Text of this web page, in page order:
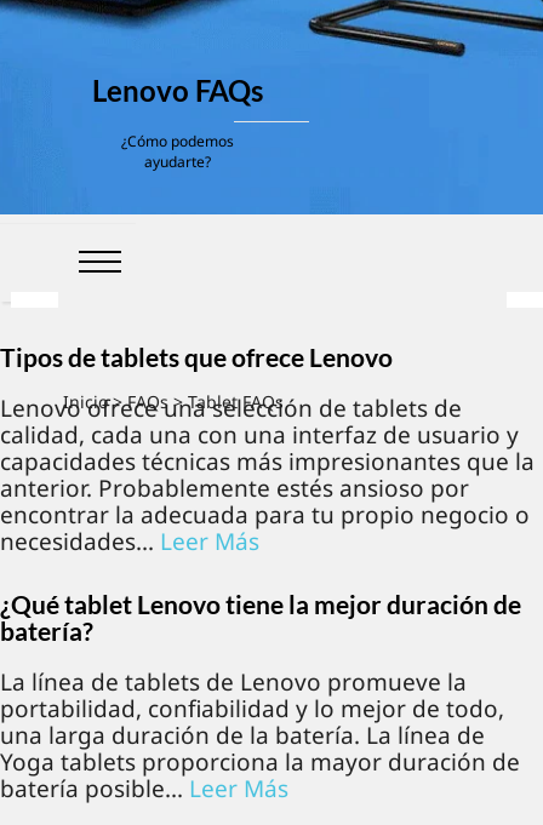
Inicio>FAQs > Tablet FAQs
Lenovo FAQs
¿Cómo podemos
ayudarte?
Tipos de tablets que ofrece Lenovo
Lenovo ofrece una selección de tablets de
calidad, cada una con una interfaz de usuario y
capacidades técnicas más impresionantes que la
anterior. Probablemente estés ansioso por
encontrar la adecuada para tu propio negocio o
necesidades... Leer Más
¿Qué tablet Lenovo tiene la mejor duración de
batería?
La línea de tablets de Lenovo promueve la
portabilidad, confiabilidad y lo mejor de todo,
una larga duración de la batería. La línea de
Yoga tablets proporciona la mayor duración de
batería posible... Leer Más